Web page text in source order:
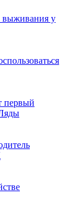
выживания у
первый